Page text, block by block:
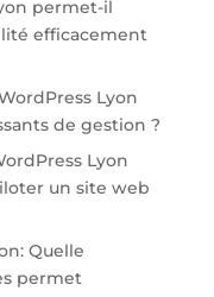
permet-il
efficacement
Lyon
de gestion ?
Lyon
un site web
Quelle
permet